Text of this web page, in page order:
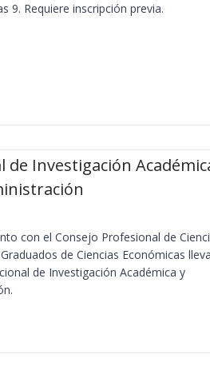
9. Requiere inscripción previa.
de Investigación
con el Consejo Profesional de
de Ciencias Económicas
de Investigación Académica y